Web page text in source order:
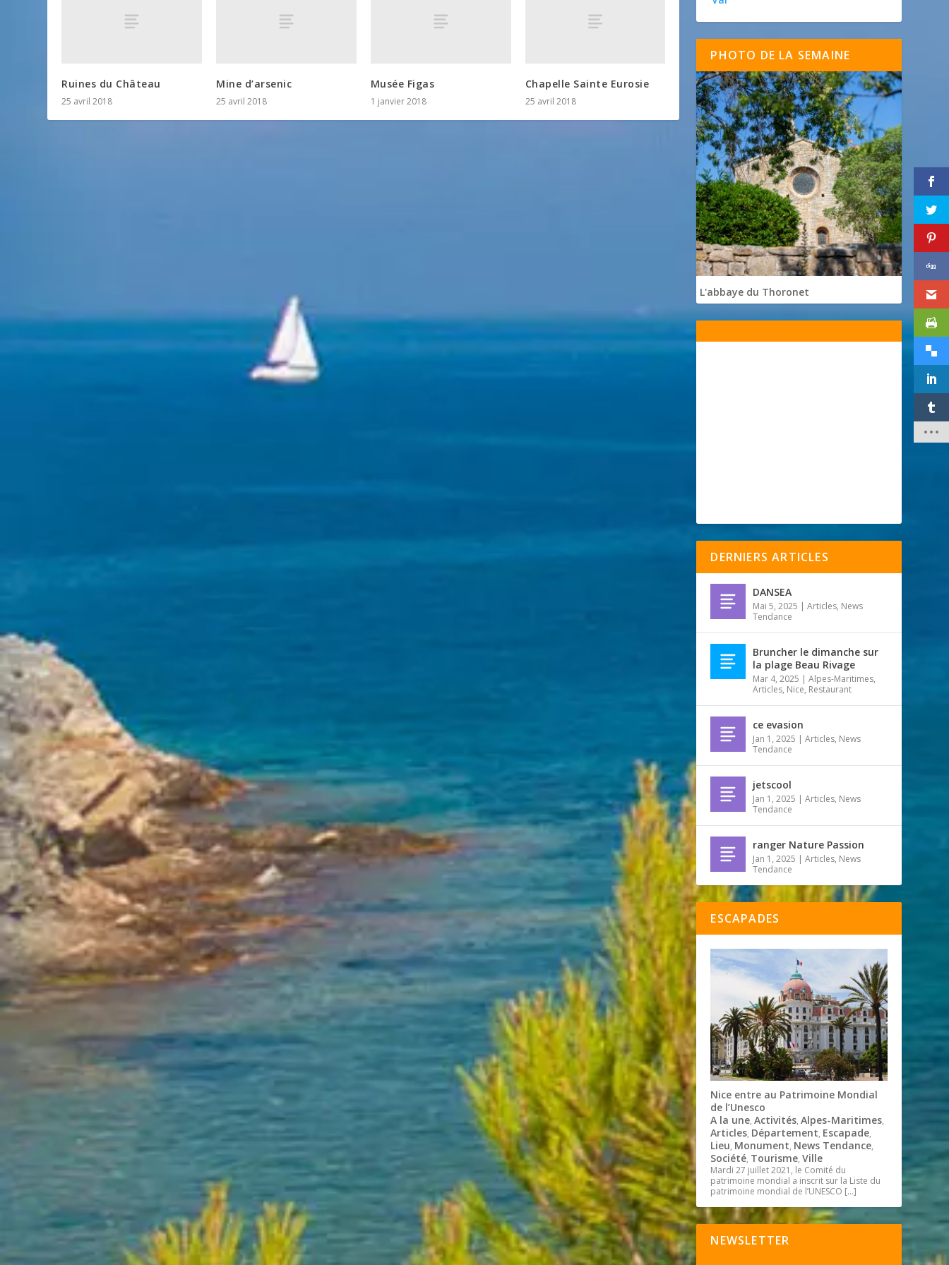
Ruines du Château
25 avril 2018
Mine d’arsenic
25 avril 2018
Musée Figas
1 janvier 2018
Chapelle Sainte Eurosie
25 avril 2018
PHOTO DE LA SEMAINE
L'abbaye du Thoronet
DERNIERS ARTICLES
DANSEA
Mai 5, 2025 |Articles, News
Tendance
Bruncher le dimanche sur
la plage Beau Rivage
Mar 4, 2025 |Alpes-Maritimes,
Articles, Nice, Restaurant
ce evasion
Jan 1, 2025 |Articles, News
Tendance
jetscool
Jan 1, 2025 |Articles, News
Tendance
ranger Nature Passion
Jan 1, 2025 |Articles, News
Tendance
ESCAPADES
Nice entre au Patrimoine Mondial
de l’Unesco
A la une,Activités,Alpes-Maritimes,
Articles, Département, Escapade,
Lieu, Monument, News Tendance,
Société, Tourisme,Ville
Mardi 27 juillet 2021, le Comité du
patrimoine mondial a inscrit sur la Liste du
patrimoine mondial de l’UNESCO […]
NEWSLETTER